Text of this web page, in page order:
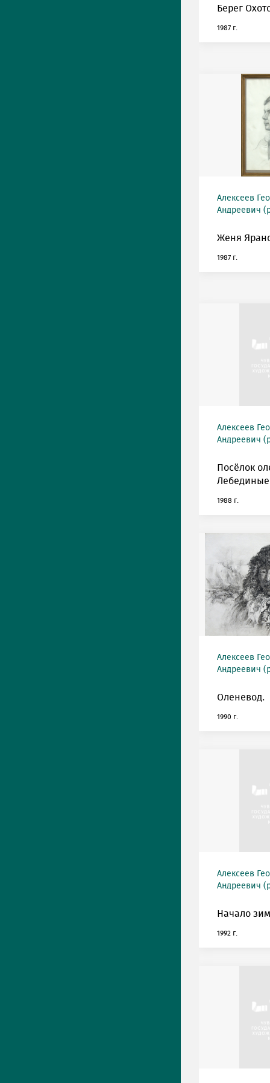
Берег
1987 г.
Алексеев
Андреевич
Женя
1987 г.
Алексеев
Андреевич
Посёлок
Лебединые
1988 г.
Алексеев
Андреевич
Оленевод.
1990 г.
Алексеев
Андреевич
Начало
1992 г.